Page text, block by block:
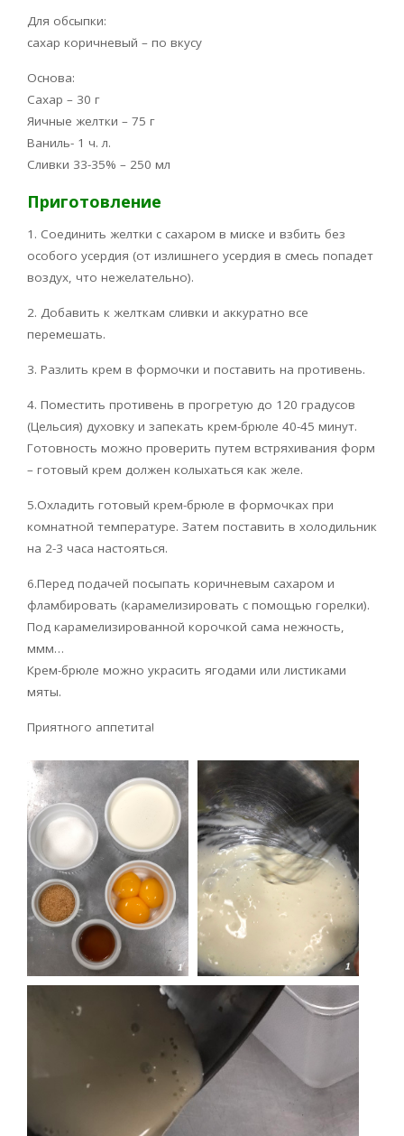
Для обсыпки:
сахар коричневый – по вкусу
Основа:
Сахар – 30 г
Яичные желтки – 75 г
Ваниль- 1 ч. л.
Сливки 33-35% – 250 мл
Приготовление
1. Соединить желтки с сахаром в миске и взбить без
особого усердия (от излишнего усердия в смесь попадет
воздух, что нежелательно).
2. Добавить к желткам сливки и аккуратно все
перемешать.
3. Разлить крем в формочки и поставить на противень.
4. Поместить противень в прогретую до 120 градусов
(Цельсия) духовку и запекать крем-брюле 40-45 минут.
Готовность можно проверить путем встряхивания форм
– готовый крем должен колыхаться как желе.
5.Охладить готовый крем-брюле в формочках при
комнатной температуре. Затем поставить в холодильник
на 2-3 часа настояться.
6.Перед подачей посыпать коричневым сахаром и
фламбировать (карамелизировать с помощью горелки).
Под карамелизированной корочкой сама нежность,
ммм…
Крем-брюле можно украсить ягодами или листиками
мяты.
Приятного аппетита!